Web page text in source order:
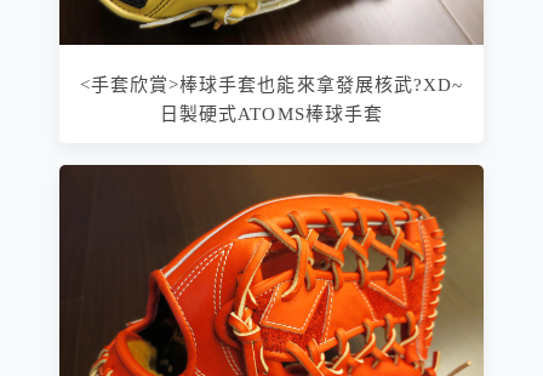
<手套欣賞>棒球手套也能來拿發展核武?XD~
日製硬式ATOMS棒球手套